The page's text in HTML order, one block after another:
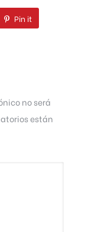
Pin it
no será
están